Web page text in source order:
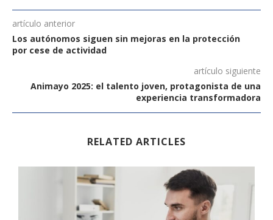
artículo anterior
Los autónomos siguen sin mejoras en la protección
por cese de actividad
artículo siguiente
Animayo 2025: el talento joven, protagonista de una
experiencia transformadora
RELATED ARTICLES